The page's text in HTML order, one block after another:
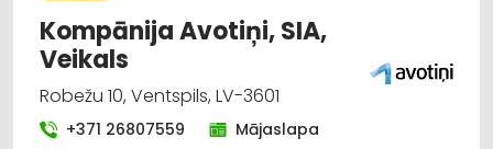
Būvmateriālu, būvkonstrukciju
vairumtirdzniecība
Apdares materiāli: vairumtirdzniecība
Kompānija Avotiņi, SIA,
Veikals
Robežu 10, Ventspils, LV-3601
+371 26807559 Mājaslapa